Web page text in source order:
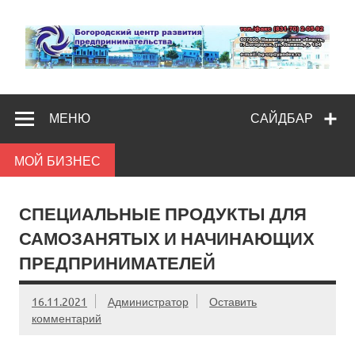
content
САЙДБАР
МЕНЮ
МОЙ БИЗНЕС
СПЕЦИАЛЬНЫЕ ПРОДУКТЫ ДЛЯ
САМОЗАНЯТЫХ И НАЧИНАЮЩИХ
ПРЕДПРИНИМАТЕЛЕЙ
16.11.2021 Администратор
Оставить
комментарий